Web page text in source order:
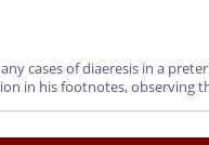
cases of diaeresis in a
in his footnotes, observing